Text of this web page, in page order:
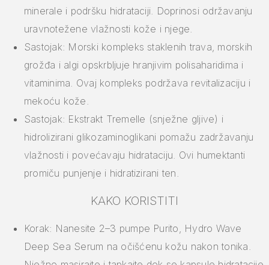
minerale i podršku hidrataciji. Doprinosi održavanju
uravnotežene vlažnosti kože i njege.
Sastojak: Morski kompleks staklenih trava, morskih
grožđa i algi opskrbljuje hranjivim polisaharidima i
vitaminima. Ovaj kompleks podržava revitalizaciju i
mekoću kože.
Sastojak: Ekstrakt Tremelle (snježne gljive) i
hidrolizirani glikozaminoglikani pomažu zadržavanju
vlažnosti i povećavaju hidrataciju. Ovi humektanti
promiču punjenje i hidratizirani ten.
KAKO KORISTITI
Korak: Nanesite 2–3 pumpe Purito, Hydro Wave
Deep Sea Serum na očišćenu kožu nakon tonika.